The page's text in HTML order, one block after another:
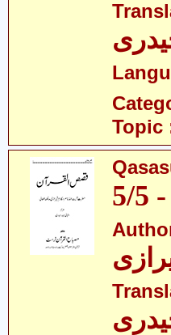
Topic